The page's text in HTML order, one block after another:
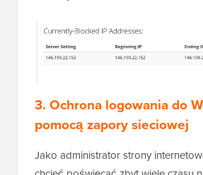
To wszystko! Pomyślnie
adresy IP przed całkowitym
strony internetowej.
Później, jeśli będziesz musiał
tych adresów IP, możesz to zrobić z
blokującej adresy IP.